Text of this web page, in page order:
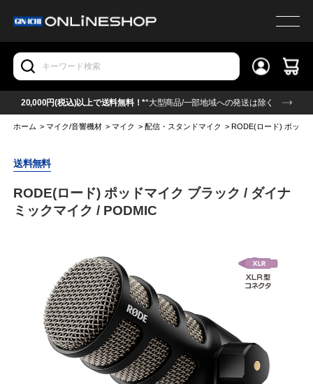
20,000円(税込)以上で送料無料！**大型商品/一部地域への発送は除く
ホーム >マイク/音響機材 >マイク >配信・スタンドマイク >RODE(ロード) ポッド
送料無料
RODE(ロード) ポッドマイク ブラック / ダイナ
ミックマイク / PODMIC